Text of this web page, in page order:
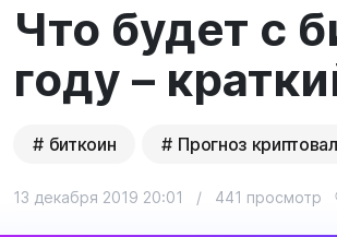
Что будет с
году –
биткоин Прогноз
13 декабря 2019 20:01 / 441 просмотр